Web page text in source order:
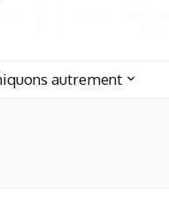
autrement